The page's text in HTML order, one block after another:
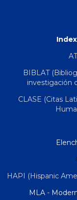
BIBLAT
investigación
CLASE (Citas
HAPI (Hispanic
MLA -